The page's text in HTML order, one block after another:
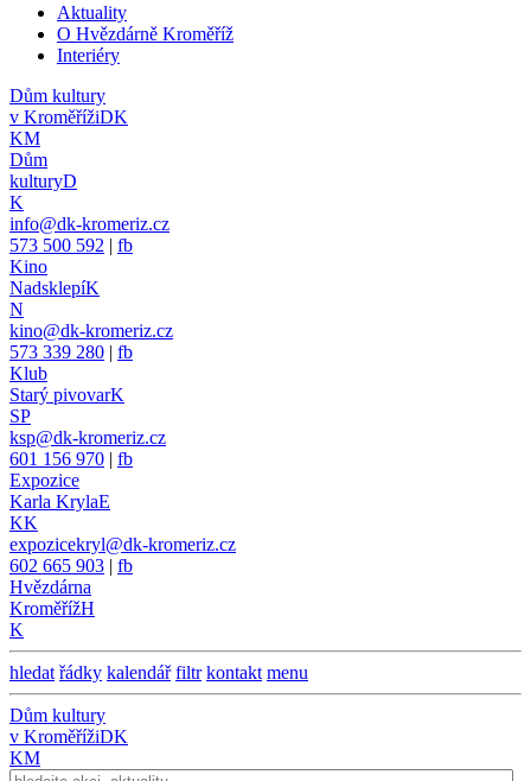
Aktuality
O Hvězdárně Kroměříž
Interiéry
Dům kultury
v KroměřížiDK
KM
Dům
kulturyD
K
info@dk-kromeriz.cz
573 500 592 | fb
Kino
NadsklepíK
N
kino@dk-kromeriz.cz
573 339 280 | fb
Klub
Starý pivovarK
SP
ksp@dk-kromeriz.cz
601 156 970 | fb
Expozice
Karla KrylaE
KK
expozicekryl@dk-kromeriz.cz
602 665 903 | fb
Hvězdárna
KroměřížH
K
hledat řádky kalendář filtr kontakt menu
Dům kultury
v KroměřížiDK
KM